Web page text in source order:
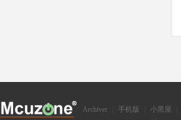
Archiver 手机版 小黑屋